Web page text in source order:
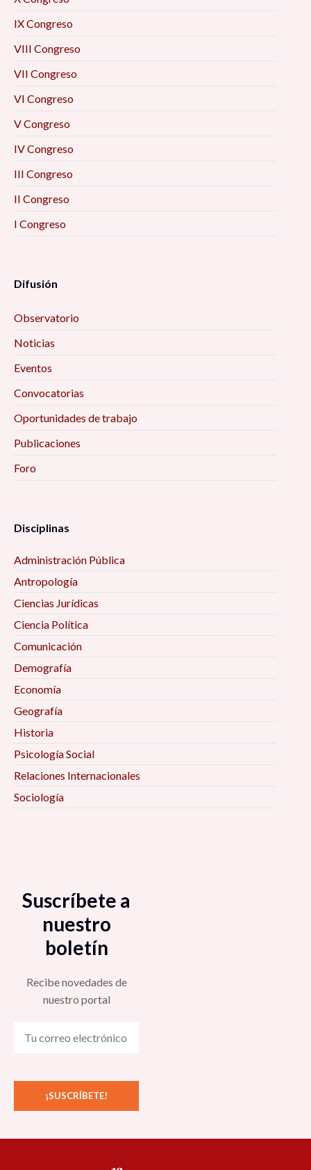
IX Congreso
VIII Congreso
VII Congreso
VI Congreso
V Congreso
IV Congreso
III Congreso
II Congreso
I Congreso
Difusión
Observatorio
Noticias
Eventos
Convocatorias
Oportunidades de trabajo
Publicaciones
Foro
Disciplinas
Administración Pública
Antropología
Ciencias Jurídicas
Ciencia Política
Comunicación
Demografía
Economía
Geografía
Historia
Psicología Social
Relaciones Internacionales
Sociología
Suscríbete a
nuestro
boletín
Recibe novedades de
nuestro portal